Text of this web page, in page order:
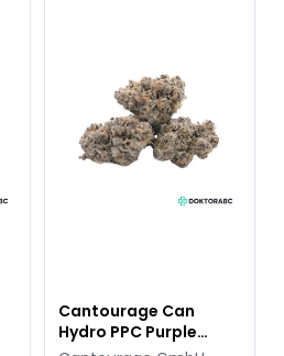
Cantourage Can
Hydro PPC Purple